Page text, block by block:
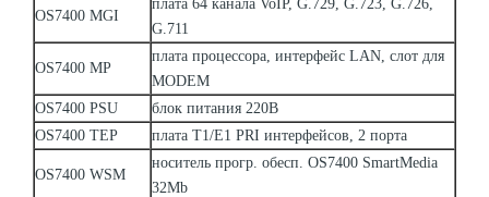
OS7400 MGI
плата 64 канала VoIP, G.729, G.723, G.726,
G.711
OS7400 MP
плата процессора, интерфейс LAN, слот для
MODEM
OS7400 PSU
блок питания 220В
OS7400 TEP
плата T1/E1 PRI интерфейсов, 2 порта
OS7400 WSM
носитель прогр. обесп. OS7400 SmartMedia
32Mb